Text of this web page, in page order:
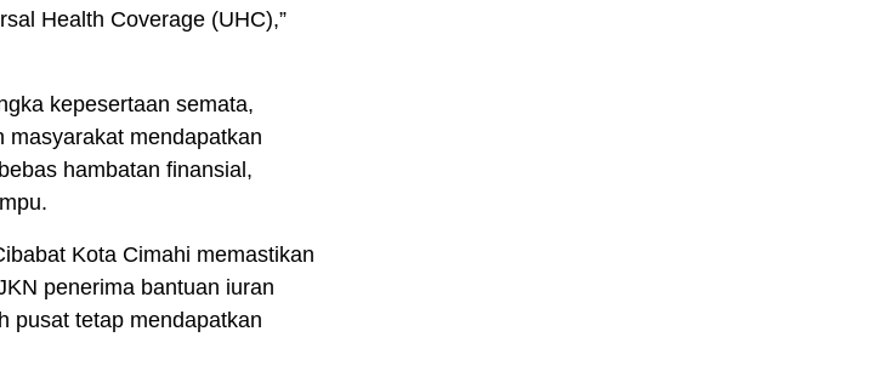
Health Coverage (UHC),”
kepesertaan semata,
masyarakat mendapatkan
hambatan finansial,
Kota Cimahi memastikan
penerima bantuan iuran
pusat tetap mendapatkan